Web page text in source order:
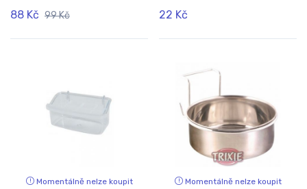
88 Kč 99 Kč 22 Kč
Momentálně nelze koupit Momentálně nelze koupit